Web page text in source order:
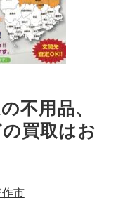
不用品、
買取はお
作市